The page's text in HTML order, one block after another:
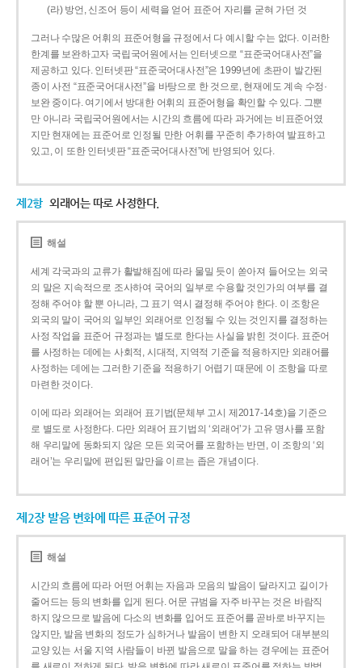
(라) 방언, 신조어 등이 세력을 얻어 표준어 자리를 굳혀 가던 것
그러나 수많은 어휘의 표준어형을 규정에서 다 예시할 수는 없다. 이러한
한계를 보완하고자 국립국어원에서는 인터넷으로 “표준국어대사전”을
제공하고 있다. 인터넷판 “표준국어대사전”은 1999년에 초판이 발간된
종이 사전 “표준국어대사전”을 바탕으로 한 것으로, 현재에도 계속 수정·
보완 중이다. 여기에서 방대한 어휘의 표준어형을 확인할 수 있다. 그뿐
만 아니라 국립국어원에서는 시간의 흐름에 따라 과거에는 비표준어였
지만 현재에는 표준어로 인정될 만한 어휘를 꾸준히 추가하여 발표하고
있고, 이 또한 인터넷판 “표준국어대사전”에 반영되어 있다.
제2항 외래어는 따로 사정한다.
해설
세계 각국과의 교류가 활발해짐에 따라 물밀 듯이 쏟아져 들어오는 외국
의 말은 지속적으로 조사하여 국어의 일부로 수용할 것인가의 여부를 결
정해 주어야 할 뿐 아니라, 그 표기 역시 결정해 주어야 한다. 이 조항은
외국의 말이 국어의 일부인 외래어로 인정될 수 있는 것인지를 결정하는
사정 작업을 표준어 규정과는 별도로 한다는 사실을 밝힌 것이다. 표준어
를 사정하는 데에는 사회적, 시대적, 지역적 기준을 적용하지만 외래어를
사정하는 데에는 그러한 기준을 적용하기 어렵기 때문에 이 조항을 따로
마련한 것이다.
이에 따라 외래어는 외래어 표기법(문체부 고시 제2017-14호)을 기준으
로 별도로 사정한다. 다만 외래어 표기법의 ‘외래어’가 고유 명사를 포함
해 우리말에 동화되지 않은 모든 외국어를 포함하는 반면, 이 조항의 ‘외
래어’는 우리말에 편입된 말만을 이르는 좁은 개념이다.
제2장 발음 변화에 따른 표준어 규정
해설
시간의 흐름에 따라 어떤 어휘는 자음과 모음의 발음이 달라지고 길이가
줄어드는 등의 변화를 입게 된다. 어문 규범을 자주 바꾸는 것은 바람직
하지 않으므로 발음에 다소의 변화를 입어도 표준어를 곧바로 바꾸지는
않지만, 발음 변화의 정도가 심하거나 발음이 변한 지 오래되어 대부분의
교양 있는 서울 지역 사람들이 바뀐 발음으로 말을 하는 경우에는 표준어